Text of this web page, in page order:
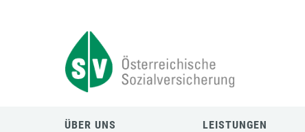
ÜBER UNS LEISTUNGEN